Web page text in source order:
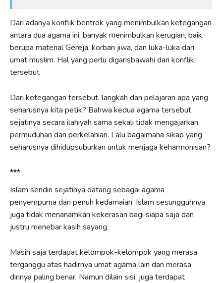
Dari adanya konflik bentrok yang menimbulkan ketegangan
antara dua agama ini, banyak menimbulkan kerugian, baik
berupa material Gereja, korban jiwa, dan luka-luka dari
umat muslim. Hal yang perlu digarisbawahi dari konflik
tersebut
Dari ketegangan tersebut, langkah dan pelajaran apa yang
seharusnya kita petik? Bahwa kedua agama tersebut
sejatinya secara ilahiyah sama sekali tidak mengajarkan
permuduhan dan perkelahian. Lalu bagaimana sikap yang
seharusnya dihidupsuburkan untuk menjaga keharmonisan?
***
Islam sendiri sejatinya datang sebagai agama
penyempurna dan penuh kedamaian. Islam sesungguhnya
juga tidak menanamkan kekerasan bagi siapa saja dan
justru menebar kasih sayang.
Masih saja terdapat kelompok-kelompok yang merasa
terganggu atas hadirnya umat agama lain dan merasa
dirinya paling benar. Namun dilain sisi, juga terdapat